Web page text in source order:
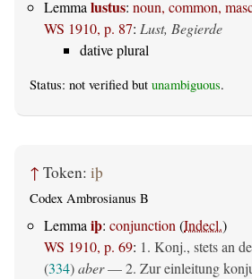
Lemma lustus: noun, common,
WS 1910, p. 87: Lust, Begierde
dative plural
Status: not verified but unambiguous.
↑ Token: iþ
Codex Ambrosianus B
Lemmaiþ: conjunction(Indecl.)
WS 1910, p. 69: 1. Konj., stets an
(334)aber— 2. Zur einleitung